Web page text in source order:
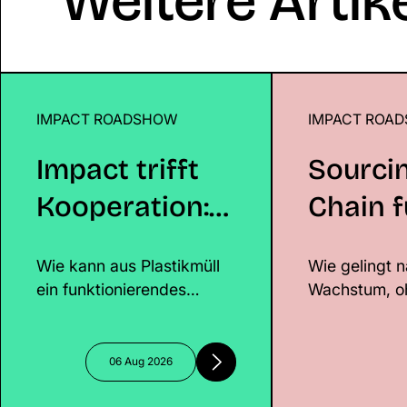
IMPACT ROADSHOW
Impact trifft
Kooperation:
bei
Wie kann aus Plastikmüll
ein funktionierendes
entstehen? Genau darum
ging es beim Lunch &
06 Aug 2026
Impact trifft Kooperation:
IMPACT
Chain
Wie gelingt
Wachstum,
mit
um
Sourcing &